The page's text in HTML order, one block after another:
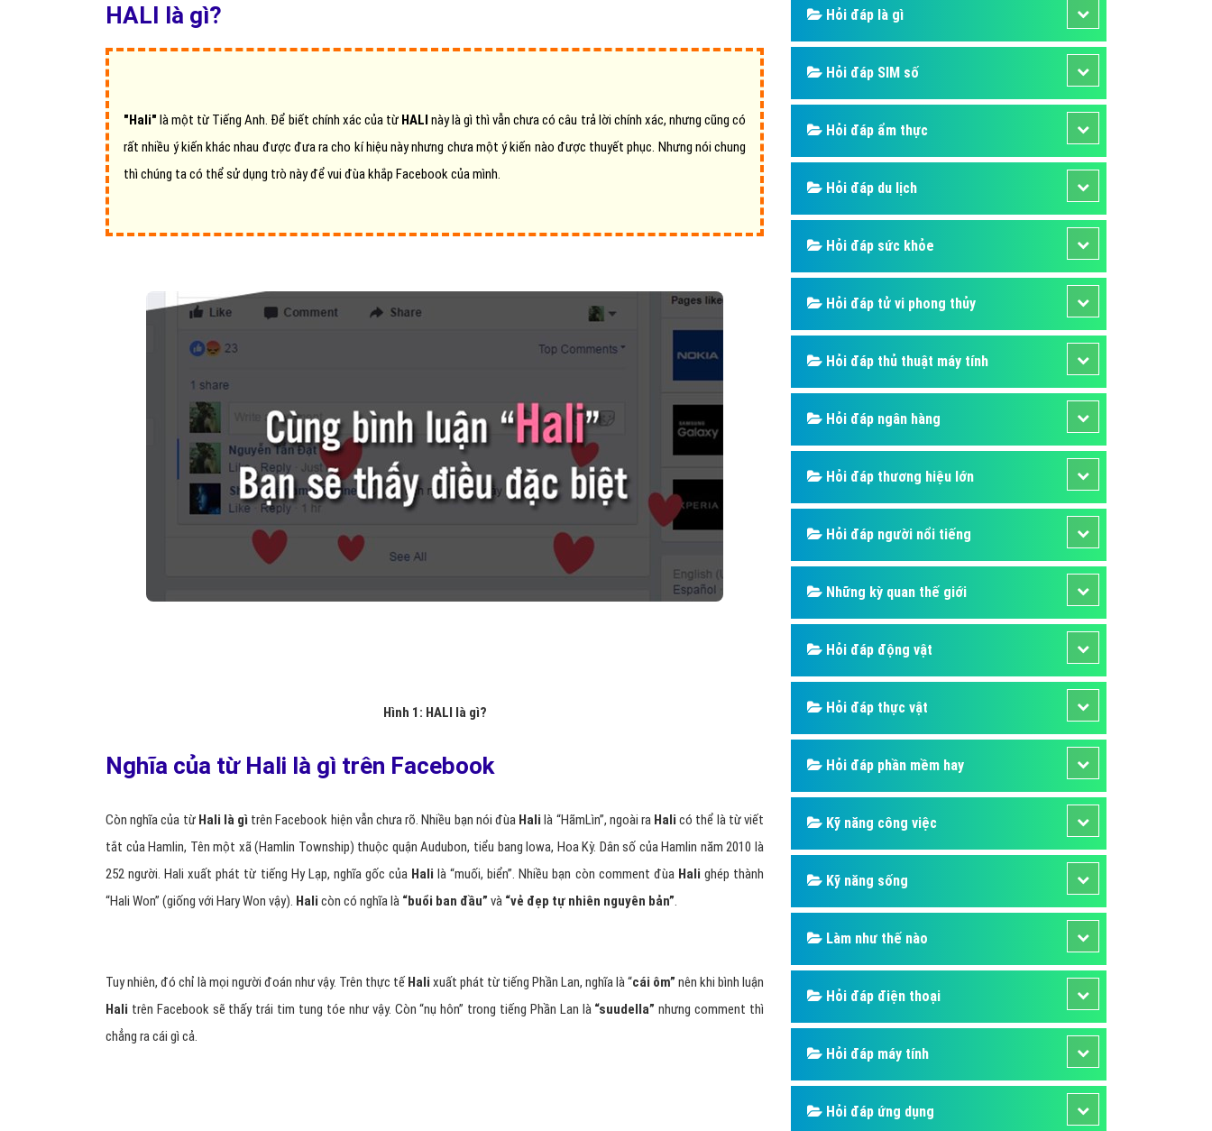
Hỏi đáp quảng cáo TVC
Hỏi đáp quảng cáo mobile
Hỏi đáp quảng cáo Online
Hỏi đáp quảng cáo Skype
Hỏi đáp Domain & Hosting
Dịch vụ quảng cáo Youtube
Dịch vụ quảng cáo Tiktok
Dịch vụ quảng cáo Zalo
Hỏi đáp quảng cáo Youtube
Quảng cáo Cốc Cốc hiệu quả
Nghĩa là gì
Phần mềm ứng dụng hay
HALI là gì?
"Hali"là một từ Tiếng Anh. Để biết chính xác của từ HALInày là gì thì vẫn chưa có câu trả lời chính xác, nhưng cũng có
rất nhiều ý kiến khác nhau được đưa ra cho kí hiệu này nhưng chưa một ý kiến nào được thuyết phục. Nhưng nói chung
thì chúng ta có thể sử dụng trò này để vui đùa khắp Facebook của mình.
Hình 1: HALI là gì?
Nghĩa của từ Hali là gì trên Facebook
Còn nghĩa của từ Hali là gì trên Facebook hiện vẫn chưa rõ. Nhiều bạn nói đùaHali là “HãmLìn”, ngoài ra Hali có thể là từ viết
tắt của Hamlin, Tên một xã (Hamlin Township) thuộc quận Audubon, tiểu bang Iowa, Hoa Kỳ. Dân số của Hamlin năm 2010 là
252 người. Hali xuất phát từ tiếng Hy Lạp, nghĩa gốc của Hali là “muối, biển”. Nhiều bạn còn comment đùa Hali ghép thành
“Hali Won” (giống với Hary Won vậy). Hali còn có nghĩa là “buổi ban đầu” và “vẻ đẹp tự nhiên nguyên bản”.
Tuy nhiên, đó chỉ là mọi người đoán như vậy. Trên thực tế Hali xuất phát từ tiếng Phần Lan, nghĩa là “cái ôm” nên khi bình luận
Hali trên Facebook sẽ thấy trái tim tung tóe như vậy. Còn “nụ hôn” trong tiếng Phần Lan là “suudella” nhưng comment thì
chẳng ra cái gì cả.
Hỏi đáp là gì
Hỏi đáp SIM số
Hỏi đáp ẩm thực
Hỏi đáp du lịch
Hỏi đáp sức khỏe
Hỏi đáp tử vi phong thủy
Hỏi đáp thủ thuật máy tính
Hỏi đáp ngân hàng
Hỏi đáp thương hiệu lớn
Hỏi đáp người nổi tiếng
Những kỳ quan thế giới
Hỏi đáp động vật
Hỏi đáp thực vật
Hỏi đáp phần mềm hay
Kỹ năng công việc
Kỹ năng sống
Làm như thế nào
Hỏi đáp điện thoại
Hỏi đáp máy tính
Hỏi đáp ứng dụng